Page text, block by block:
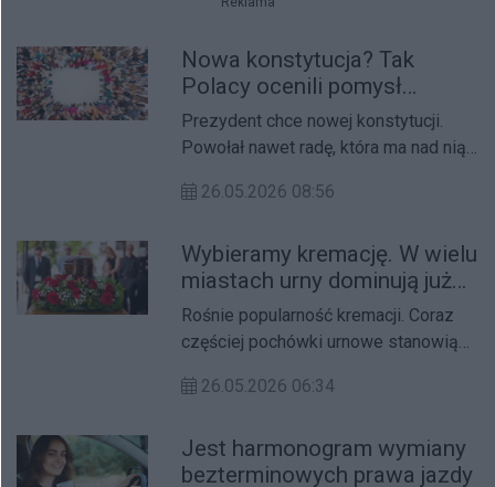
Nowa konstytucja? Tak
Polacy ocenili pomysł
prezydenta
Prezydent chce nowej konstytucji.
Powołał nawet radę, która ma nad nią
tej sprawie. Wynik jest jednoznaczny.
26.05.2026 08:56
Wybieramy kremację. W wielu
miastach urny dominują już
na cmentarzach
Rośnie popularność kremacji. Coraz
częściej pochówki urnowe stanowią
pogrzebów na cmentarzach.
26.05.2026 06:34
Jest harmonogram wymiany
bezterminowych prawa jazdy